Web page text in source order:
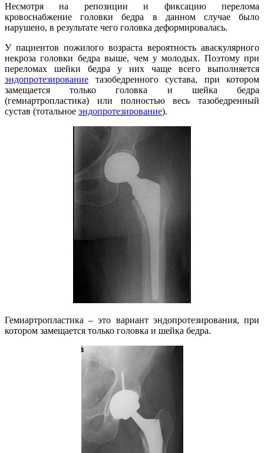
Несмотря на репозиции и фиксацию перелома
кровоснабжение головки бедра в данном случае было
нарушено, в результате чего головка деформировалась.
У пациентов пожилого возраста вероятность аваскулярного
некроза головки бедра выше, чем у молодых. Поэтому при
переломах шейки бедра у них чаще всего выполняется
эндопротезирование тазобедренного сустава, при котором
замещается только головка и шейка бедра
(гемиартропластика) или полностью весь тазобедренный
сустав (тотальное эндопротезирование).
Гемиартропластика – это вариант эндопротезирования, при
котором замещается только головка и шейка бедра.